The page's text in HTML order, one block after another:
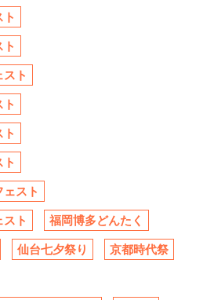
ト
スト
ト 福岡博多どんたく
仙台七夕祭り 京都時代祭